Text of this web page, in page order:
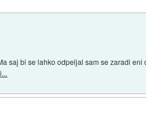
saj bi se lahko odpeljal sam se zaradi